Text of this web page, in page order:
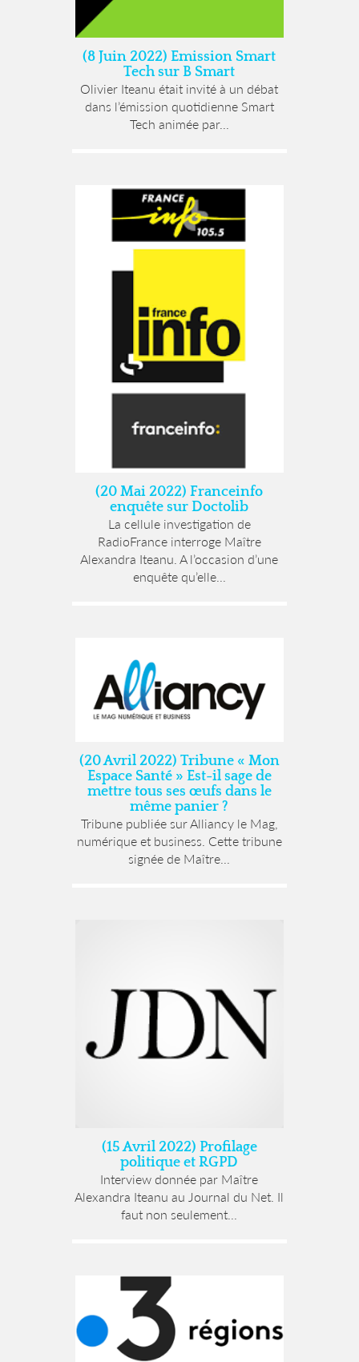
(8 Juin 2022) Emission Smart
Tech sur B Smart
Olivier Iteanu était invité à un débat
dans l’émission quotidienne Smart
Tech animée par...
(20 Mai 2022) Franceinfo
enquête sur Doctolib
La cellule investigation de
RadioFrance interroge Maître
Alexandra Iteanu. A l’occasion d’une
enquête qu’elle...
(20 Avril 2022) Tribune « Mon
Espace Santé » Est-il sage de
mettre tous ses œufs dans le
même panier ?
Tribune publiée sur Alliancy le Mag,
numérique et business. Cette tribune
signée de Maître...
(15 Avril 2022) Profilage
politique et RGPD
Interview donnée par Maître
Alexandra Iteanu au Journal du Net. Il
faut non seulement...